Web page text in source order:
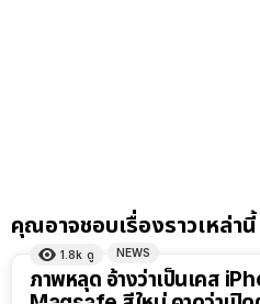
คุณอาจชอบเรื่องราวเหล่านี้
1.8k ดู NEWS
ภาพหลุด อ้างว่าเป็นเคส